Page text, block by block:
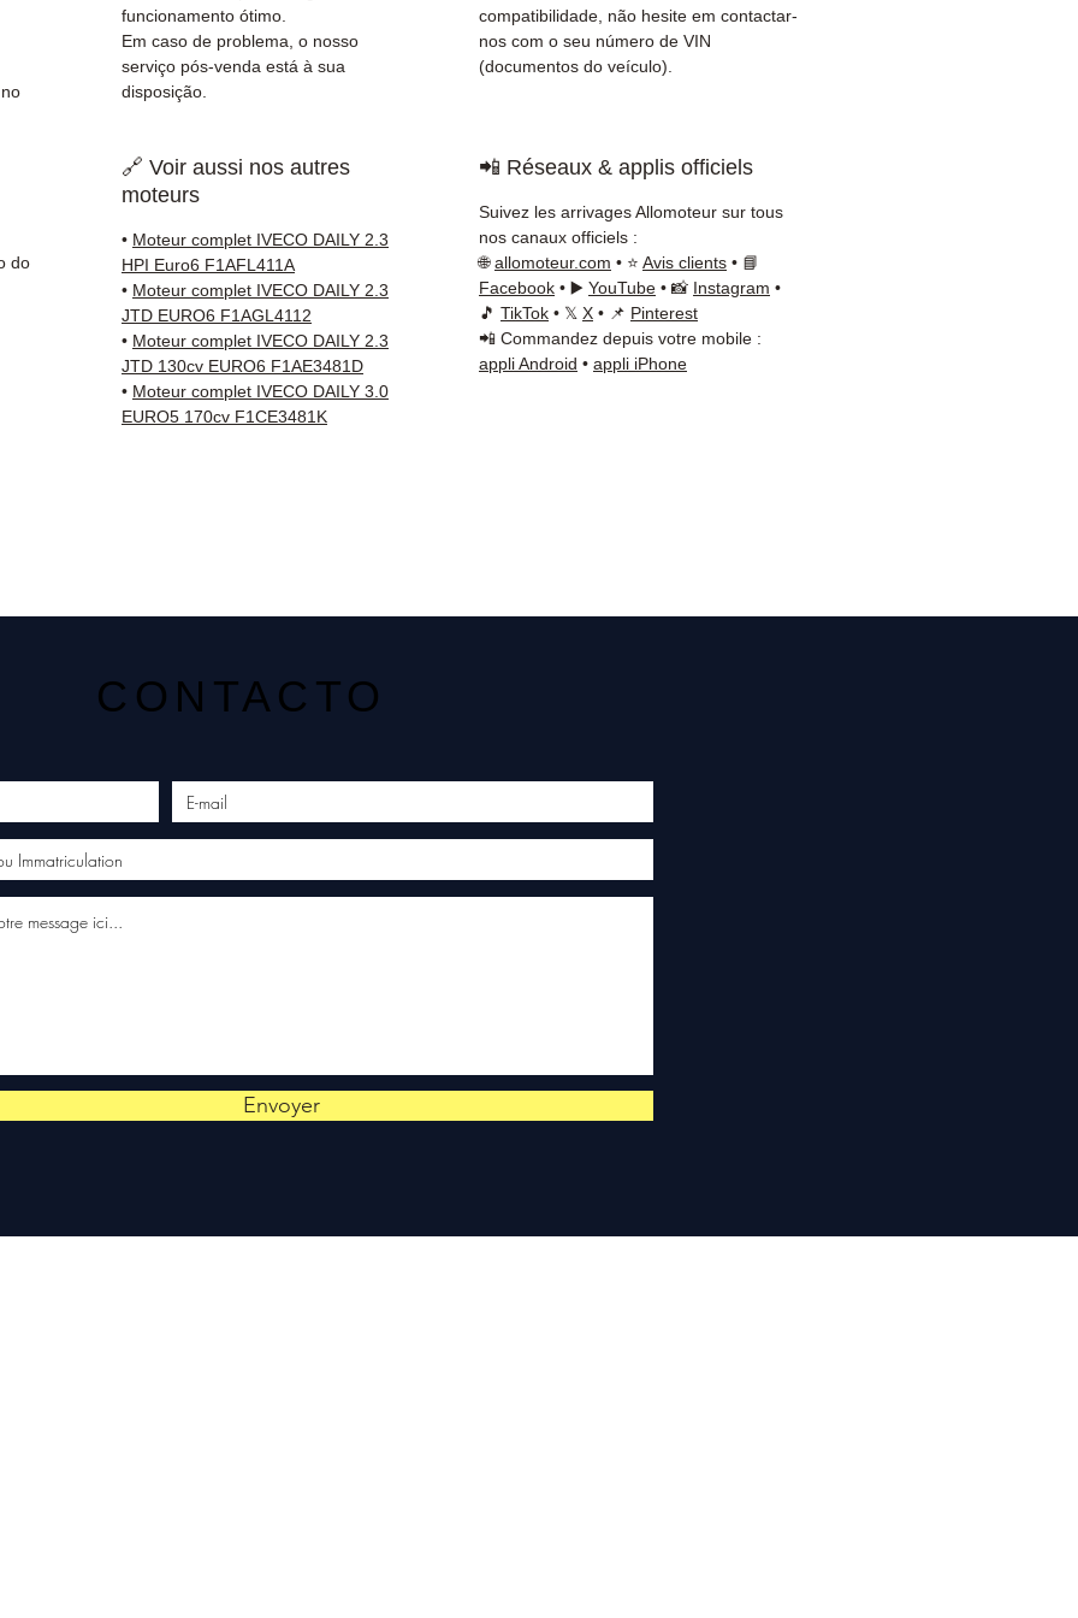
✅ Garantia de 3 meses incluída
✅ Entrega rápida com
rastreamento (Fedex /
📞Precisa de um conselho?
Contacte-nos no
(WhatsApp disponível) — Segunda
a Sexta, 9h-18h.
funcionamento ótimo.
Em caso de problema, o nosso
serviço pós-venda está à sua
disposição.
compatibilidade, não hesite em contactar-
nos com o seu número de VIN
(documentos do veículo).
do
🔗 Voir aussi nos autres
moteurs
• Moteur complet IVECO DAILY 2.3
HPI Euro6 F1AFL411A
• Moteur complet IVECO DAILY 2.3
JTD EURO6 F1AGL4112
• Moteur complet IVECO DAILY 2.3
JTD 130cv EURO6 F1AE3481D
• Moteur complet IVECO DAILY 3.0
EURO5 170cv F1CE3481K
📲 Réseaux & applis officiels
Suivez les arrivages Allomoteur sur tous
nos canaux officiels :
🌐allomoteur.com • ⭐ Avis clients • 📘
Facebook • ▶️ YouTube • 📸 Instagram •
🎵 TikTok • 𝕏 X • 📌 Pinterest
📲 Commandez depuis votre mobile :
appli Android • appli iPhone
CONTACTO
Envoyer